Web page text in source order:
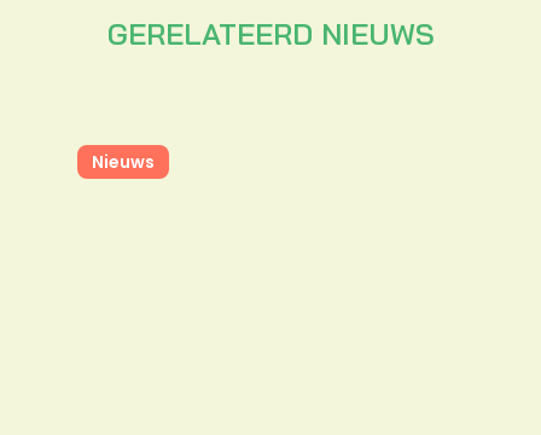
GERELATEERD NIEUWS
Nieuws